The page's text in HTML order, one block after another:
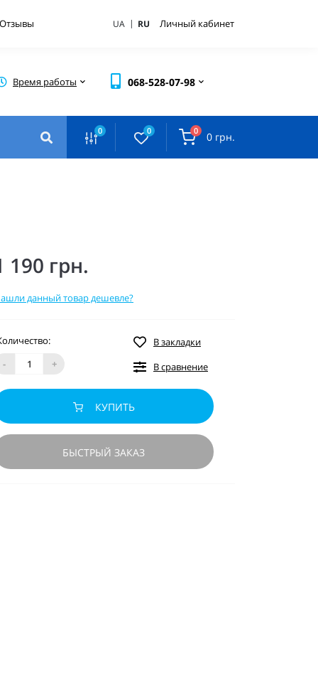
Отзывы UA | RU Личный кабинет
Время работы 068-528-07-98
0 0 0 0 грн.
190 грн.
данный товар дешевле?
-
+
В закладки
В сравнение
КУПИТЬ
БЫСТРЫЙ ЗАКАЗ